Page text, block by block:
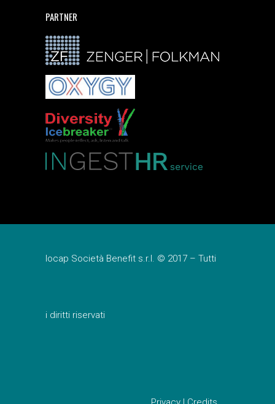
PARTNER
Iocap Società Benefit s.r.l. © 2017 – Tutti
i diritti riservati